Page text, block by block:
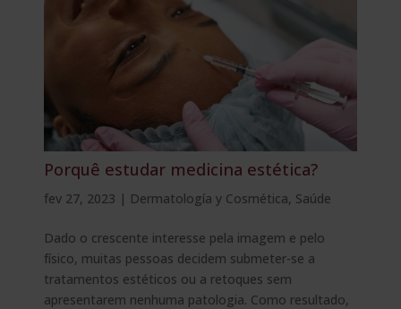
Porquê estudar medicina estética?
fev 27, 2023 | Dermatología y Cosmética, Saúde
Dado o crescente interesse pela imagem e pelo
físico, muitas pessoas decidem submeter-se a
tratamentos estéticos ou a retoques sem
apresentarem nenhuma patologia. Como resultado,